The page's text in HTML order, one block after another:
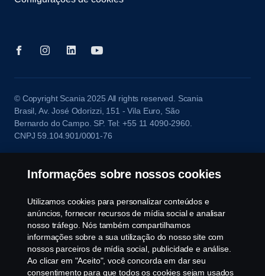
© Copyright Scania 2025 All rights reserved. Scania
Brasil, Av. José Odorizzi, 151 - Vila Euro, São
Bernardo do Campo. SP. Tel: +55 11 4090-2960.
CNPJ 59.104.901/0001-76
Informações sobre nossos cookies
Utilizamos cookies para personalizar conteúdos e
anúncios, fornecer recursos de mídia social e analisar
nosso tráfego. Nós também compartilhamos
informações sobre a sua utilização do nosso site com
nossos parceiros de mídia social, publicidade e análise.
Ao clicar em "Aceito", você concorda em dar seu
consentimento para que todos os cookies sejam usados